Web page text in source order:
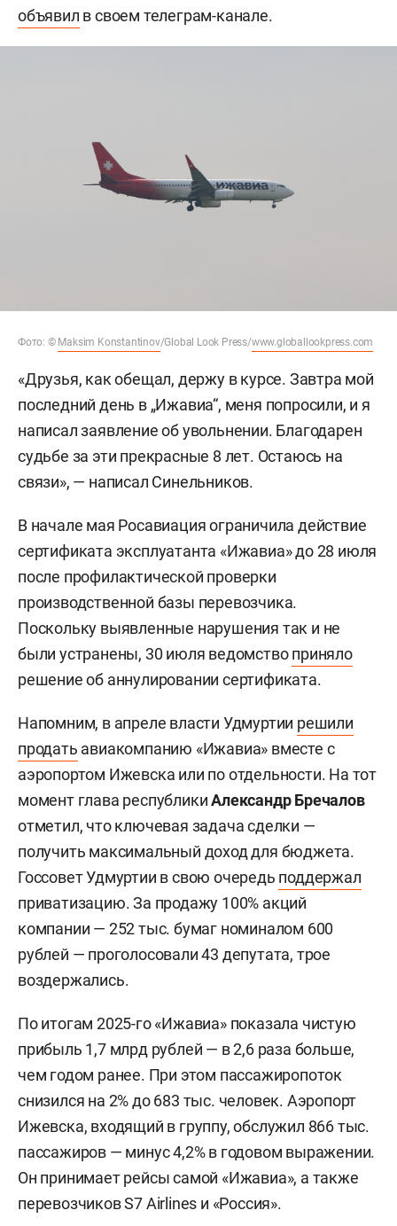
объявил в своем телеграм-канале.
Фото: © Maksim Konstantinov/Global Look Press/www.globallookpress.com
«Друзья, как обещал, держу в курсе. Завтра мой
последний день в „Ижавиа“, меня попросили, и я
написал заявление об увольнении. Благодарен
судьбе за эти прекрасные 8 лет. Остаюсь на
связи», — написал Синельников.
В начале мая Росавиация ограничила действие
сертификата эксплуатанта «Ижавиа» до 28 июля
после профилактической проверки
производственной базы перевозчика.
Поскольку выявленные нарушения так и не
были устранены, 30 июля ведомствоприняло
решение об аннулировании сертификата.
Напомним, в апреле власти Удмуртии решили
продать авиакомпанию «Ижавиа» вместе с
аэропортом Ижевска или по отдельности. На тот
момент глава республикиАлександр Бречалов
отметил, что ключевая задача сделки —
получить максимальный доход для бюджета.
Госсовет Удмуртии в свою очередь поддержал
приватизацию. За продажу 100% акций
компании — 252 тыс. бумаг номиналом 600
рублей — проголосовали 43 депутата, трое
воздержались.
По итогам 2025-го «Ижавиа» показала чистую
прибыль 1,7 млрд рублей — в 2,6 раза больше,
чем годом ранее. При этом пассажиропоток
снизился на 2% до 683 тыс. человек. Аэропорт
Ижевска, входящий в группу, обслужил 866 тыс.
пассажиров — минус 4,2% в годовом выражении.
Он принимает рейсы самой «Ижавиа», а также
перевозчиков S7 Airlines и «Россия».